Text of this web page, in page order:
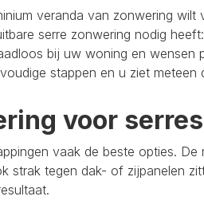
veranda van zonwering
serre zonwering nodig
bij uw woning en
stappen en u ziet meteen
voor
vaak de beste opties.
strak tegen dak- of zijpanelen